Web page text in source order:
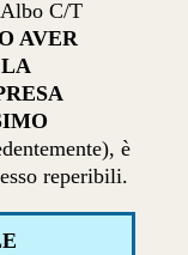
C/T
AVER
è
reperibili.